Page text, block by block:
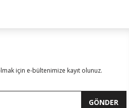
için e-bültenimize kayıt olunuz.
GÖNDER